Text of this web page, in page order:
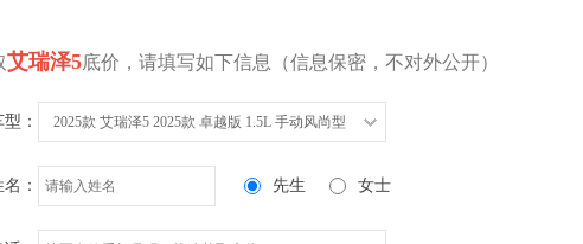
艾瑞泽5底价，请填写如下信息（信息保密，不对外公开）
： 2025款 艾瑞泽5 2025款 卓越版 1.5L 手动风尚型
： 先生 女士